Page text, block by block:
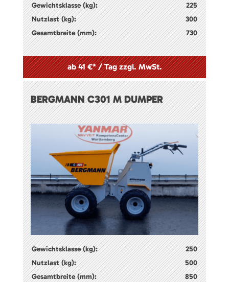
Gewichtsklasse (kg):
225
Nutzlast (kg):
300
Gesamtbreite (mm):
730
ab 41 €* / Tag zzgl. MwSt.
BERGMANN C301 M DUMPER
Gewichtsklasse (kg):
250
Nutzlast (kg):
500
Gesamtbreite (mm):
850